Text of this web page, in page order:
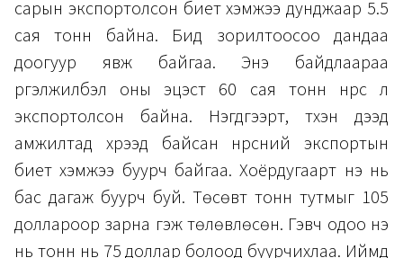
сарын экспортолсон биет хэмжээ дунджаар 5.5
сая тонн байна. Бид зорилтоосоо дандаа
доогуур явж байгаа. Энэ байдлаараа
үргэлжилбэл оны эцэст 60 сая тонн нүүрс л
экспортолсон байна. Нэгдүгээрт, түүхэн дээд
амжилтад хүрээд байсан нүүрсний экспортын
биет хэмжээ буурч байгаа. Хоёрдугаарт үнэ нь
бас дагаж буурч буй. Төсөвт тонн тутмыг 105
доллароор зарна гэж төлөвлөсөн. Гэвч одоо үнэ
нь тонн нь 75 доллар болоод буурчихлаа. Иймд